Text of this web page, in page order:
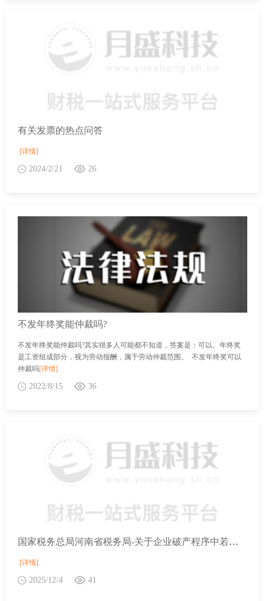
有关发票的热点问答
[详情]
2024/2/21 26
不发年终奖能仲裁吗?
不发年终奖能仲裁吗?其实很多人可能都不知道，答案是：可以。年终奖
是工资组成部分，视为劳动报酬，属于劳动仲裁范围。 不发年终奖可以
仲裁吗[详情]
2022/8/15 36
国家税务总局河南省税务局-关于企业破产程序中若干税费征管事项的公告
[详情]
2025/12/4 41